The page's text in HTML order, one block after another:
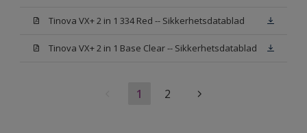
Tinova VX+ 2 in 1 334 Red -- Sikkerhetsdatablad
Tinova VX+ 2 in 1 Base Clear -- Sikkerhetsdatablad
1 2